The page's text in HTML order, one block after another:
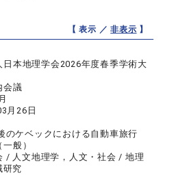
【 表示 ／非表示 】
日本地理学会2026年度春季学術大
会議
月26日
のケベックにおける自動車旅行
般）
/ 人文地理学，人文・社会 / 地理
研究